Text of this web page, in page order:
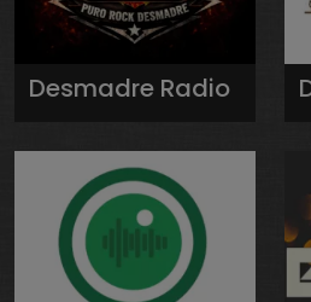
Desmadre Radio